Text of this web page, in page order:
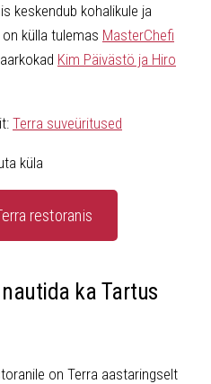
keskendub kohalikule ja
külla tulemas MasterChefi
Kim Päivästö ja Hiro
Terra suveüritused
küla
restoranis
ka Tartus
on Terra aastaringselt